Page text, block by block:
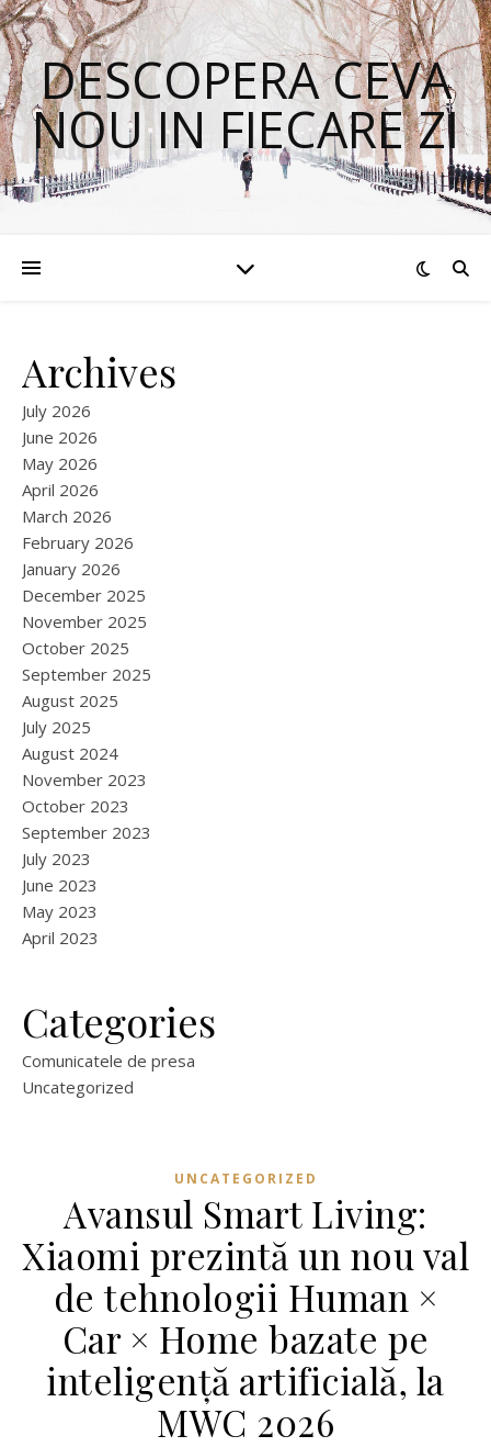
DESCOPERA CEVA
NOU IN FIECARE ZI
Archives
July 2026
June 2026
May 2026
April 2026
March 2026
February 2026
January 2026
December 2025
November 2025
October 2025
September 2025
August 2025
July 2025
August 2024
November 2023
October 2023
September 2023
July 2023
June 2023
May 2023
April 2023
Categories
Comunicatele de presa
Uncategorized
UNCATEGORIZED
Avansul Smart Living:
Xiaomi prezintă un nou val
de tehnologii Human ×
Car × Home bazate pe
inteligență artificială, la
MWC 2026